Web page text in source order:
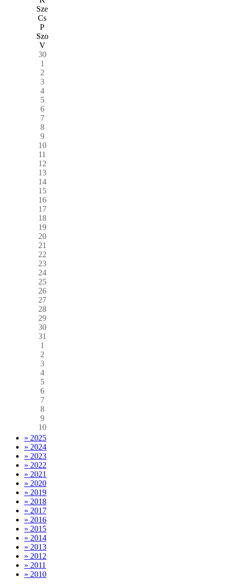
Sze
Cs
P
Szo
V
30
1
2
3
4
5
6
7
8
9
10
11
12
13
14
15
16
17
18
19
20
21
22
23
24
25
26
27
28
29
30
31
1
2
3
4
5
6
7
8
9
10
» 2025
» 2024
» 2023
» 2022
» 2021
» 2020
» 2019
» 2018
» 2017
» 2016
» 2015
» 2014
» 2013
» 2012
» 2011
» 2010